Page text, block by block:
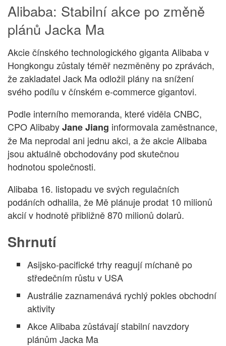
Alibaba: Stabilní akce po změně
plánů Jacka Ma
Akcie čínského technologického giganta Alibaba v
Hongkongu zůstaly téměř nezměněny po zprávách,
že zakladatel Jack Ma odložil plány na snížení
svého podílu v čínském e-commerce gigantovi.
Podle interního memoranda, které viděla CNBC,
CPO AlibabyJane Jiang informovala zaměstnance,
že Ma neprodal ani jednu akci, a že akcie Alibaba
jsou aktuálně obchodovány pod skutečnou
hodnotou společnosti.
Alibaba 16. listopadu ve svých regulačních
podáních odhalila, že Mě plánuje prodat 10 milionů
akcií v hodnotě přibližně 870 milionů dolarů.
Shrnutí
Asijsko-pacifické trhy reagují míchaně po
středečním růstu v USA
Austrálie zaznamenává rychlý pokles obchodní
aktivity
Akce Alibaba zůstávají stabilní navzdory
plánům Jacka Ma